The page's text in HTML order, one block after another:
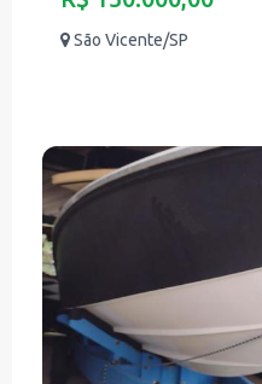
São Vicente/SP